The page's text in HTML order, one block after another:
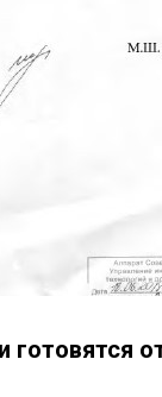
готовятся